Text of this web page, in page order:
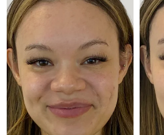
全部購買
FOREO APP
關於我們
澤西島
哈薩克
科威特
拉脫維亞